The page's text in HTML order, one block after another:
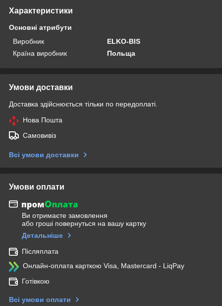
Характеристики
Основні атрибути
Виробник
ELKO-BIS
Країна виробник
Польща
Умови доставки
Доставка здійснюється тільки по передоплаті.
Нова Пошта
Самовивіз
Всі умови доставки
Умови оплати
Ви отримаєте замовлення
або гроші повернуться на вашу картку
Детальніше
Післяплата
Онлайн-оплата карткою Visa, Mastercard - LiqPay
Готівкою
Всі умови оплати